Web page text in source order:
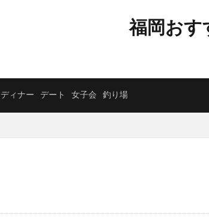
福岡おす
ディナー デート 女子会 釣り場